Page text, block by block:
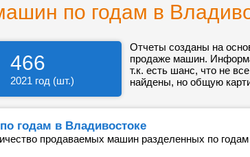
по годам в
466
2021 год (шт.)
Отчеты созданы на
продаже машин.
т.к. есть шанс, что не
найдены, но общую
годам в Владивостоке
продаваемых машин разделенных по